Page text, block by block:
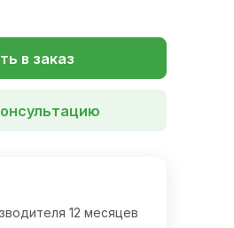
в заказ
12 месяцев